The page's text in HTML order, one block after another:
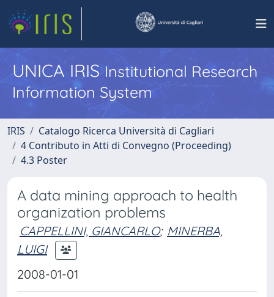
UNICA IRISInstitutional Research
Information System
IRIS
Catalogo Ricerca Università di Cagliari
4 Contributo in Atti di Convegno (Proceeding)
4.3 Poster
A data mining approach to health
organization problems
CAPPELLINI, GIANCARLO; MINERBA,
LUIGI
2008-01-01